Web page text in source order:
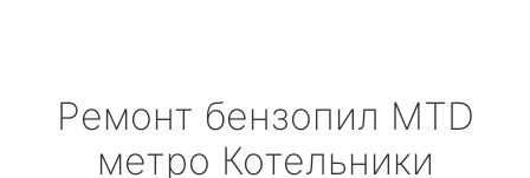
Ремонт бензопил MTD
метро Котельники